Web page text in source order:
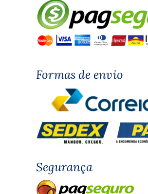
Formas de envio
Segurança